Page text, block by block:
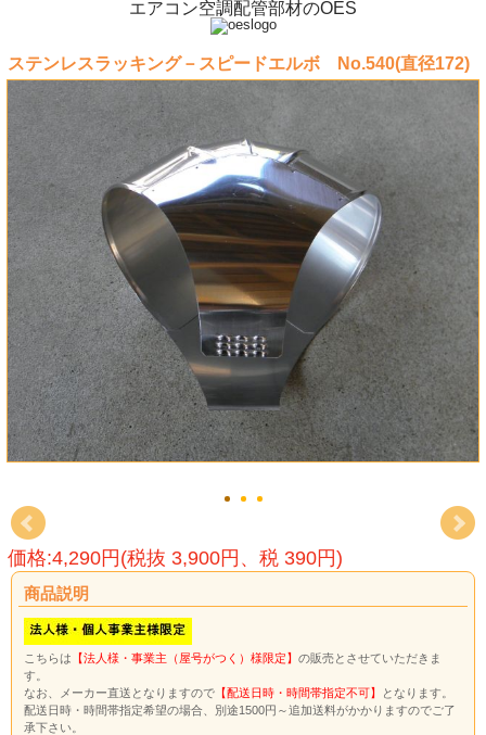
エアコン空調配管部材のOES
ステンレスラッキング－スピードエルボ No.540(直径172)
価格:4,290円(税抜 3,900円、税 390円)
商品説明
こちらは 【法人様・事業主（屋号がつく）様限定】 の販売とさせていただきま
す。
なお、メーカー直送となりますので 【配送日時・時間帯指定不可】
となります。
配送日時・時間帯指定希望の場合、別途1500円～追加送料がかかりますのでご了
承下さい。